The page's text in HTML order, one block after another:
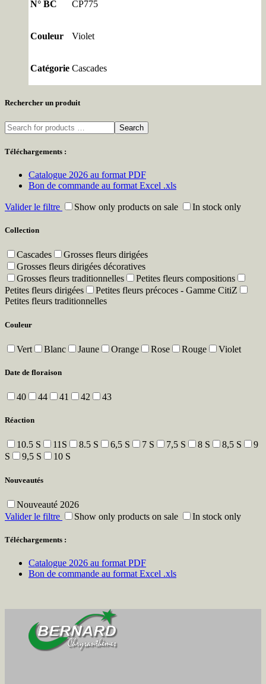
N° BC CP775
Couleur Violet
Catégorie Cascades
Rechercher un produit
Search
Téléchargements :
Catalogue 2026 au format PDF
Bon de commande au format Excel .xls
Valider le filtre Show only products on sale In stock only
Collection
Cascades
Grosses fleurs dirigées
Grosses fleurs dirigées décoratives
Grosses fleurs traditionnelles
Petites fleurs compositions
Petites fleurs dirigées
Petites fleurs précoces - Gamme CitiZ
Petites fleurs traditionnelles
Couleur
Vert Blanc Jaune Orange Rose Rouge Violet
Date de floraison
40 44 41 42 43
Réaction
10.5 S 11S 8.5 S 6,5 S 7 S 7,5 S 8 S 8,5 S
9
S
9,5 S 10 S
Nouveautés
Nouveauté 2026
Valider le filtre
Show only products on sale In stock only
Téléchargements :
Catalogue 2026 au format PDF
Bon de commande au format Excel .xls